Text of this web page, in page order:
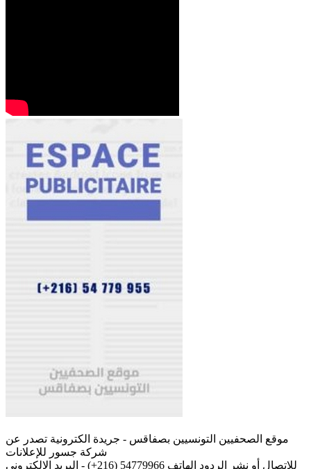
موقع الصحفيين التونسيين بصفاقس - جريدة الكترونية تصدر عن
شركة جسور للإعلانات
للإتصال أو نشر الردود الهاتف 54779966 (216+) - البريد الإلكتروني